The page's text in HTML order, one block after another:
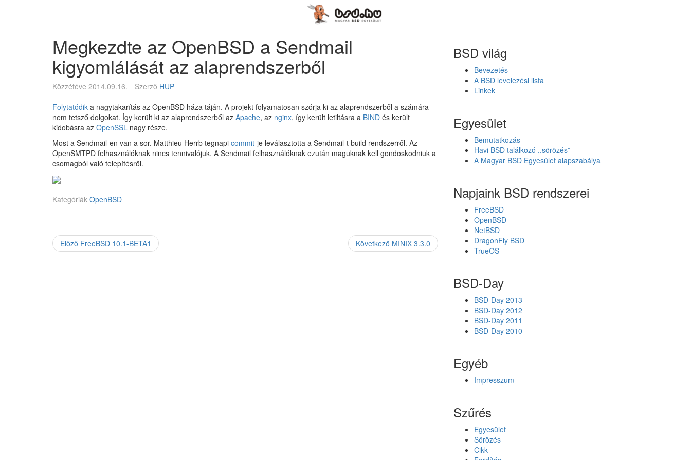
Megkezdte az OpenBSD a Sendmail
kigyomlálását az alaprendszerből
Közzétéve 2014.09.16. Szerző HUP
Folytatódik a nagytakarítás az OpenBSD háza táján. A projekt folyamatosan szórja ki az alaprendszerből a számára
nem tetsző dolgokat. Így került ki az alaprendszerből az Apache, az nginx, így került letiltásra a BIND és került
kidobásra az OpenSSL nagy része.
Most a Sendmail-en van a sor. Matthieu Herrb tegnapi commit-je leválasztotta a Sendmail-t build rendszerről. Az
OpenSMTPD felhasználóknak nincs tennivalójuk. A Sendmail felhasználóknak ezután maguknak kell gondoskodniuk a
csomagból való telepítésről.
Kategóriák OpenBSD
Bejegyzés
Előző Previous
post:
FreeBSD 10.1-BETA1 Következő Next
post:
MINIX 3.3.0
BSD világ
Bevezetés
A BSD levelezési lista
Linkek
Egyesület
Bemutatkozás
Havi BSD találkozó ,,sörözés”
A Magyar BSD Egyesület alapszabálya
Napjaink BSD rendszerei
FreeBSD
OpenBSD
NetBSD
DragonFly BSD
TrueOS
BSD-Day
BSD-Day 2013
BSD-Day 2012
BSD-Day 2011
BSD-Day 2010
Egyéb
Impresszum
Szűrés
Egyesület
Sörözés
Cikk